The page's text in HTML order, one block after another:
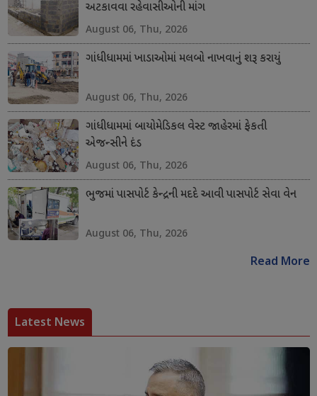
અટકાવવા રહેવાસીઓની માંગ
August 06, Thu, 2026
ગાંધીધામમાં ખાડાઓમાં મલબો નાખવાનું શરૂ કરાયું
August 06, Thu, 2026
ગાંધીધામમાં બાયોમેડિકલ વેસ્ટ જાહેરમાં ફેકતી
એજન્સીને દંડ
August 06, Thu, 2026
ભુજમાં પાસપોર્ટ કેન્દ્રની મદદે આવી પાસપોર્ટ સેવા વેન
August 06, Thu, 2026
Read More
Latest News